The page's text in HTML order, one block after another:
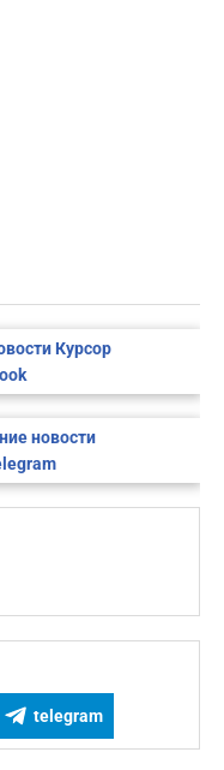
Курсор
новости
telegram